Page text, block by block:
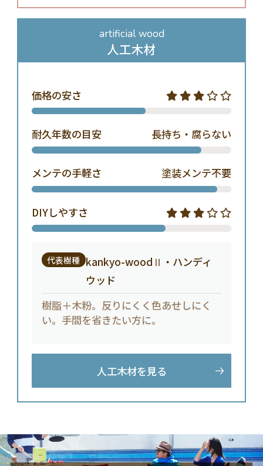
artificial wood
人工木材
価格の安さ
耐久年数の目安 長持ち・腐らない
メンテの手軽さ 塗装メンテ不要
DIYしやすさ
代表樹種 kankyo-woodⅡ・ハンディ
ウッド
樹脂＋木粉。反りにくく色あせしにく
い。手間を省きたい方に。
人工木材を見る